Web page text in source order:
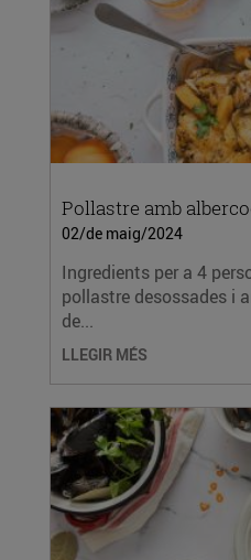
Pollastre amb
02/de maig/2024
Ingredients per a 4
pollastre desossades i
de...
LLEGIR MÉS